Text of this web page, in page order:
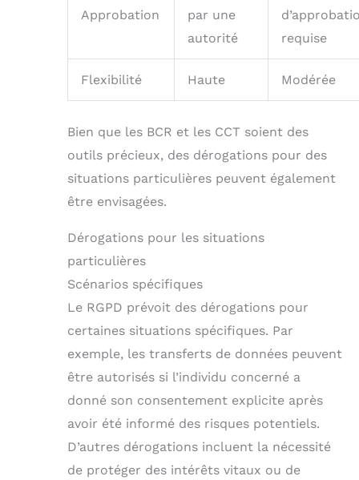
Approbation
par une
autorité
requise
Flexibilité Haute Modérée
Bien que les BCR et les CCT soient des
outils précieux, des dérogations pour des
situations particulières peuvent également
être envisagées.
Dérogations pour les situations
particulières
Scénarios spécifiques
Le RGPD prévoit des dérogations pour
certaines situations spécifiques. Par
exemple, les transferts de données peuvent
être autorisés si l’individu concerné a
donné son consentement explicite après
avoir été informé des risques potentiels.
D’autres dérogations incluent la nécessité
de protéger des intérêts vitaux ou de